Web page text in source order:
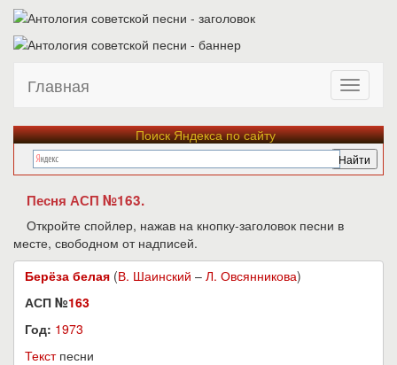
Главная
Поиск Яндекса по сайту
Песня АСП №163.
Откройте спойлер, нажав на кнопку-заголовок песни в
месте, свободном от надписей.
Берёза белая (В. Шаинский – Л. Овсянникова)
АСП №163
Год: 1973
Текстпесни